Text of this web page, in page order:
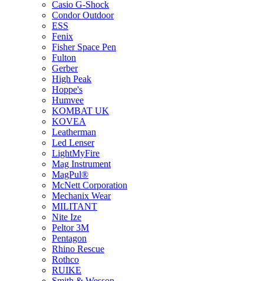
Casio G-Shock
Condor Outdoor
ESS
Fenix
Fisher Space Pen
Fulton
Gerber
High Peak
Hoppe's
Humvee
KOMBAT UK
KOVEA
Leatherman
Led Lenser
LightMyFire
Mag Instrument
MagPul®
McNett Corporation
Mechanix Wear
MILITANT
Nite Ize
Peltor 3M
Pentagon
Rhino Rescue
Rothco
RUIKE